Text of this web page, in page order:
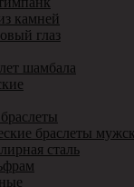
камней
глаз
шамбала
браслеты
сталь